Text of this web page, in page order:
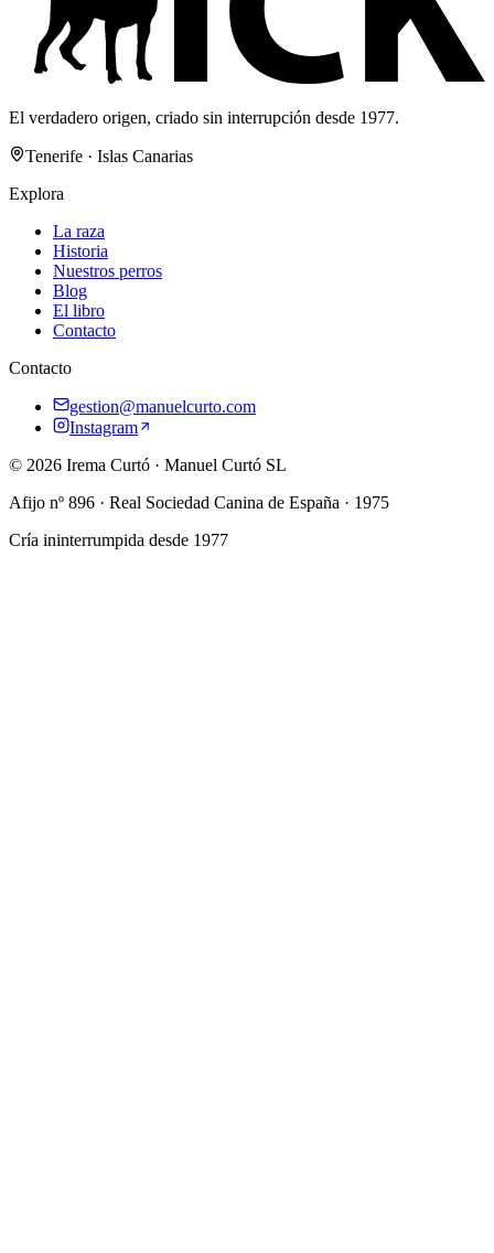
El verdadero origen, criado sin interrupción desde 1977.
Tenerife · Islas Canarias
Explora
La raza
Historia
Nuestros perros
Blog
El libro
Contacto
Contacto
gestion@manuelcurto.com
Instagram
© 2026 Irema Curtó · Manuel Curtó SL
Afijo nº 896 · Real Sociedad Canina de España · 1975
Cría ininterrumpida desde 1977